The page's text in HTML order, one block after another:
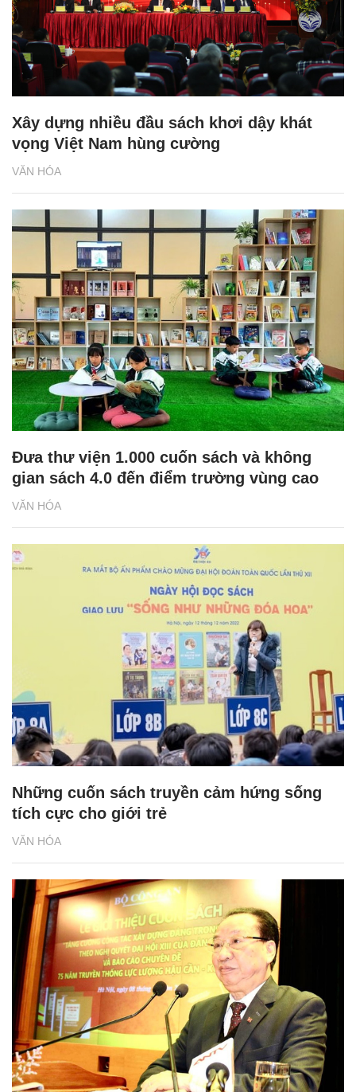
VĂN HÓA
Xây dựng nhiều đầu sách khơi dậy khát
vọng Việt Nam hùng cường
VĂN HÓA
Đưa thư viện 1.000 cuốn sách và không
gian sách 4.0 đến điểm trường vùng cao
VĂN HÓA
Những cuốn sách truyền cảm hứng sống
tích cực cho giới trẻ